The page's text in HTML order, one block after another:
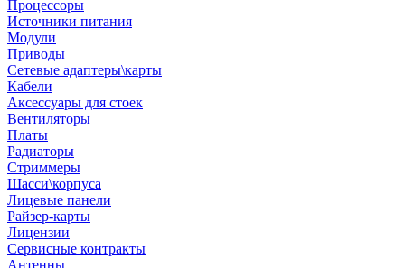
Процессоры
Источники питания
Модули
Приводы
Сетевые адаптеры\карты
Кабели
Аксессуары для стоек
Вентиляторы
Платы
Радиаторы
Стриммеры
Шасси\корпуса
Лицевые панели
Райзер-карты
Лицензии
Сервисные контракты
Антенны